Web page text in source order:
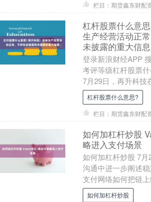
栏目：期货鑫东财配
杠杆股票什么意
生产经营活动正
未披露的重大信息
登录新浪财经APP
考评等级杠杆股票
7月29日，再升科技
提问时表示，公司严
所....
杠杆股票什么意思?
栏目：期货鑫东财配
如何加杠杆炒股
略进入支付场景
如何加杠杆炒股 7
沟通中进一步阐述
支付网络如何把链
稳定币从交易工具走
如何加杠杆炒股